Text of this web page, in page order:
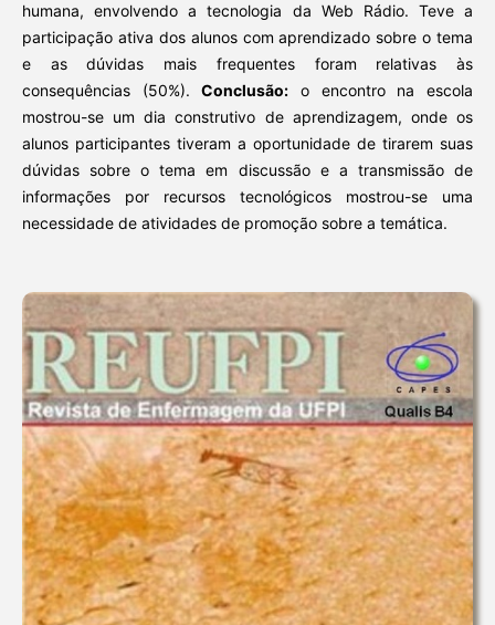
humana, envolvendo a tecnologia da Web Rádio. Teve a
participação ativa dos alunos com aprendizado sobre o tema
e as dúvidas mais frequentes foram relativas às
consequências (50%).Conclusão: o encontro na escola
mostrou-se um dia construtivo de aprendizagem, onde os
alunos participantes tiveram a oportunidade de tirarem suas
dúvidas sobre o tema em discussão e a transmissão de
informações por recursos tecnológicos mostrou-se uma
necessidade de atividades de promoção sobre a temática.